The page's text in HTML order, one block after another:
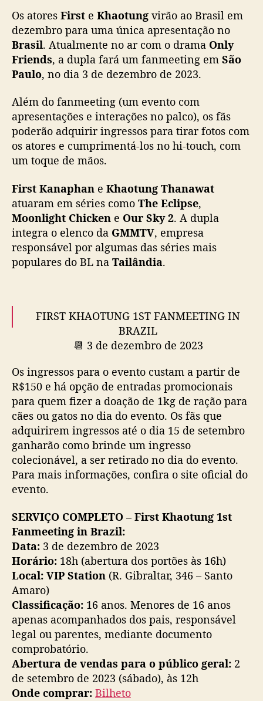
n
c
a
f
a
m
e
e
t
n
o
B
r
a
o
i
s
t
e
K
h
t
u
Os atores First e Khaotung virão ao Brasil em
dezembro para uma única apresentação no
Brasil. Atualmente no ar com o drama Only
Friends, a dupla fará um fanmeeting em São
Paulo, no dia 3 de dezembro de 2023.
Além do fanmeeting (um evento com
apresentações e interações no palco), os fãs
poderão adquirir ingressos para tirar fotos com
os atores e cumprimentá-los no hi-touch, com
um toque de mãos.
First Kanaphan e Khaotung Thanawat
atuaram em séries como The Eclipse,
Moonlight Chicken e Our Sky 2. A dupla
integra o elenco da GMMTV, empresa
responsável por algumas das séries mais
populares do BL na Tailândia.
FIRST KHAOTUNG 1ST FANMEETING IN
BRAZIL
📆 3 de dezembro de 2023
🎟 A partir de 02 de setembro, às 12h, na
Bilheto
Mais informações:https://t.co/GWrCT5nLwf
Tire todas suas dúvidas:
https://t.co/E5JYMDFWkv#FK1stFMinBrazil
pic.twitter.com/XjzHWH5hlo
— Highway Star (@followhwstar)September
Os ingressos para o evento custam a partir de
R$150 e há opção de entradas promocionais
para quem fizer a doação de 1kg de ração para
cães ou gatos no dia do evento. Os fãs que
adquirirem ingressos até o dia 15 de setembro
ganharão como brinde um ingresso
colecionável, a ser retirado no dia do evento.
Para mais informações, confira o site oficial do
evento.
SERVIÇO COMPLETO – First Khaotung 1st
Fanmeeting in Brazil:
Data: 3 de dezembro de 2023
Horário: 18h (abertura dos portões às 16h)
Local: VIP Station (R. Gibraltar, 346 – Santo
Amaro)
Classificação: 16 anos. Menores de 16 anos
apenas acompanhados dos pais, responsável
legal ou parentes, mediante documento
comprobatório.
Abertura de vendas para o público geral: 2
de setembro de 2023 (sábado), às 12h
Onde comprar: Bilheto